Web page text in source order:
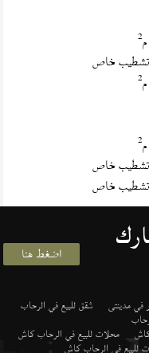
2
تشطيب خاص
2
2
تشطيب خاص
تشطيب خاص
اضغط هنا
في مدينتى شقق للبيع في الرحاب
محلات للبيع في الرحاب كاش
للبيع في الرحاب كاش